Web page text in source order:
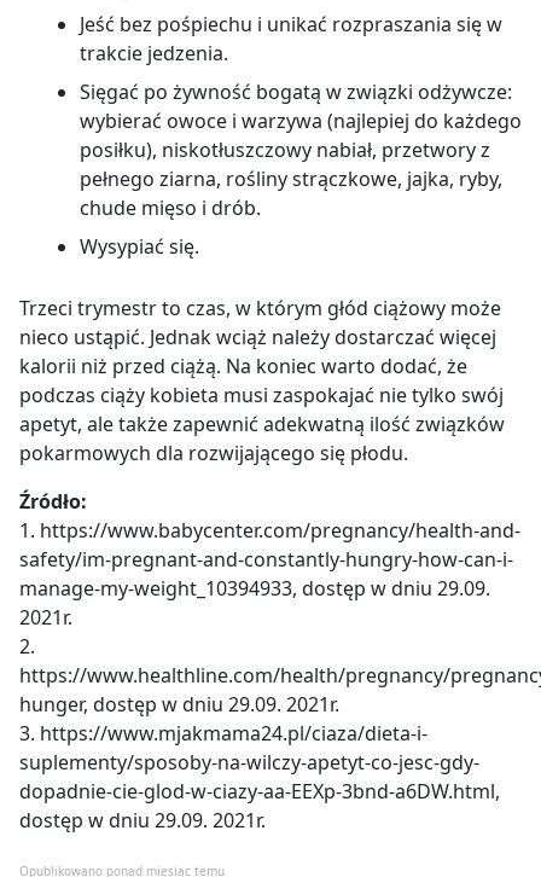
Jeść bez pośpiechu i unikać rozpraszania się w
trakcie jedzenia.
Sięgać po żywność bogatą w związki odżywcze:
wybierać owoce i warzywa (najlepiej do każdego
posiłku), niskotłuszczowy nabiał, przetwory z
pełnego ziarna, rośliny strączkowe, jajka, ryby,
chude mięso i drób.
Wysypiać się.
Trzeci trymestr to czas, w którym głód ciążowy może
nieco ustąpić. Jednak wciąż należy dostarczać więcej
kalorii niż przed ciążą. Na koniec warto dodać, że
podczas ciąży kobieta musi zaspokajać nie tylko swój
apetyt, ale także zapewnić adekwatną ilość związków
pokarmowych dla rozwijającego się płodu.
Źródło:
1. https://www.babycenter.com/pregnancy/health-and-
safety/im-pregnant-and-constantly-hungry-how-can-i-
manage-my-weight_10394933, dostęp w dniu 29.09.
2021r.
2.
https://www.healthline.com/health/pregnancy/
hunger, dostęp w dniu 29.09. 2021r.
3. https://www.mjakmama24.pl/ciaza/dieta-i-
suplementy/sposoby-na-wilczy-apetyt-co-jesc-gdy-
dopadnie-cie-glod-w-ciazy-aa-EEXp-3bnd-a6DW.html,
dostęp w dniu 29.09. 2021r.
Opublikowano ponad miesiąc temu